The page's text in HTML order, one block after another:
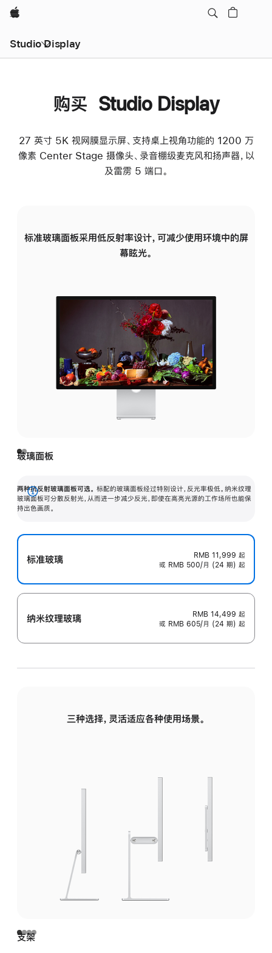
Apple
Studio Display
购买 Studio Display
27 英寸 5K 视网膜显示屏、支持桌上视角功能的 1200 万
像素 Center Stage 摄像头、录音棚级麦克风和扬声器，以
及雷雳 5 端口。
标准玻璃面板采用低反射率设计，可减少使用环境中的屏
幕眩光。
玻璃面板
两种抗反射玻璃面板可选。 标配的玻璃面板经过特别设计，反光率极低。纳米纹理
玻璃面板可分散反射光，从而进一步减少反光，即使在高亮光源的工作场所也能保
持出色画质。
展
开
标准玻璃 RMB 11,999 起
或 RMB 500/月 (24 期) 起
纳米纹理玻璃 RMB 14,499 起
或 RMB 605/月 (24 期) 起
三种选择，灵活适应各种使用场景。
支架